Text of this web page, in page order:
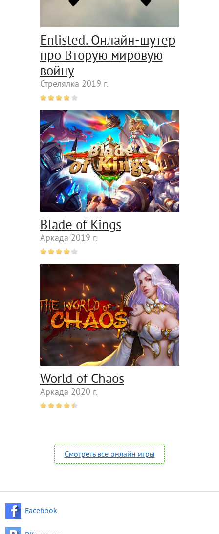
Enlisted. Онлайн-шутер
про Вторую мировую
войну
Стрелялка 2019 г.
Blade of Kings
Аркада 2019 г.
World of Chaos
Аркада 2020 г.
Смотреть все онлайн игры
Facebook